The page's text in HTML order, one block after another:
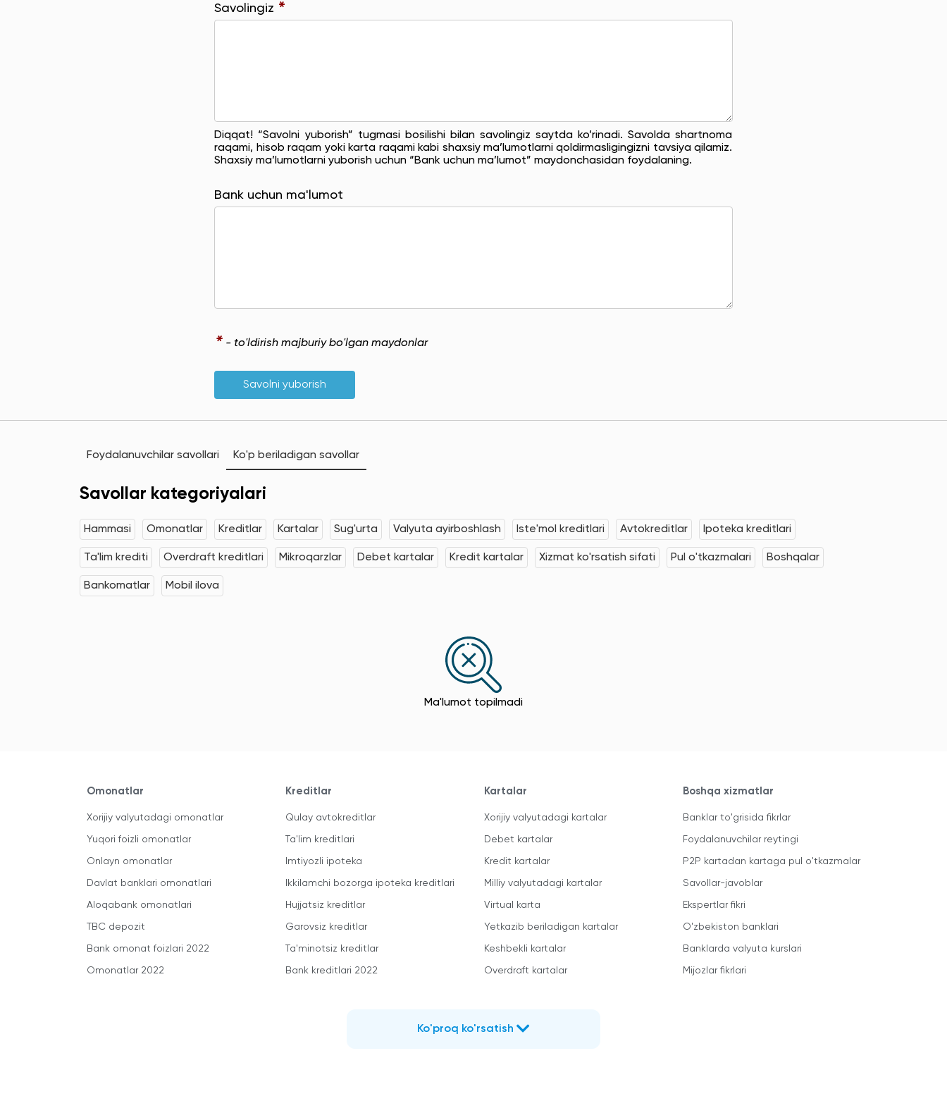
Savolingiz *
Diqqat! “Savolni yuborish” tugmasi bosilishi bilan savolingiz saytda ko’rinadi. Savolda shartnoma
raqami, hisob raqam yoki karta raqami kabi shaxsiy ma’lumotlarni qoldirmasligingizni tavsiya qilamiz.
Shaxsiy ma’lumotlarni yuborish uchun “Bank uchun ma’lumot” maydonchasidan foydalaning.
Bank uchun ma'lumot
* - to'ldirish majburiy bo'lgan maydonlar
Savolni yuborish
Foydalanuvchilar savollari Ko'p beriladigan savollar
Savollar kategoriyalari
Hammasi Omonatlar Kreditlar Kartalar Sug'urta Valyuta ayirboshlash Iste'mol kreditlari Avtokreditlar Ipoteka kreditlari
Ta'lim krediti Overdraft kreditlari Mikroqarzlar Debet kartalar Kredit kartalar Xizmat ko'rsatish sifati Pul o'tkazmalari Boshqalar
Bankomatlar Mobil ilova
Ma'lumot topilmadi
Omonatlar
Xorijiy valyutadagi omonatlar
Yuqori foizli omonatlar
Onlayn omonatlar
Davlat banklari omonatlari
Aloqabank omonatlari
TBC depozit
Bank omonat foizlari 2022
Omonatlar 2022
Kreditlar
Qulay avtokreditlar
Ta'lim kreditlari
Imtiyozli ipoteka
Ikkilamchi bozorga ipoteka kreditlari
Hujjatsiz kreditlar
Garovsiz kreditlar
Ta'minotsiz kreditlar
Bank kreditlari 2022
Kartalar
Xorijiy valyutadagi kartalar
Debet kartalar
Kredit kartalar
Milliy valyutadagi kartalar
Virtual karta
Yetkazib beriladigan kartalar
Keshbekli kartalar
Overdraft kartalar
Boshqa xizmatlar
Banklar to'grisida fikrlar
Foydalanuvchilar reytingi
P2P kartadan kartaga pul o'tkazmalar
Savollar-javoblar
Ekspertlar fikri
O'zbekiston banklari
Banklarda valyuta kurslari
Mijozlar fikrlari
Ko'proq ko'rsatish